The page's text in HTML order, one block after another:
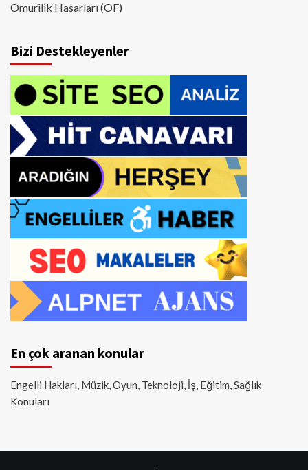
Omurilik Hasarları (OF)
Bizi Destekleyenler
En çok aranan konular
Engelli Hakları, Müzik, Oyun, Teknoloji, İş, Eğitim, Sağlık
Konuları